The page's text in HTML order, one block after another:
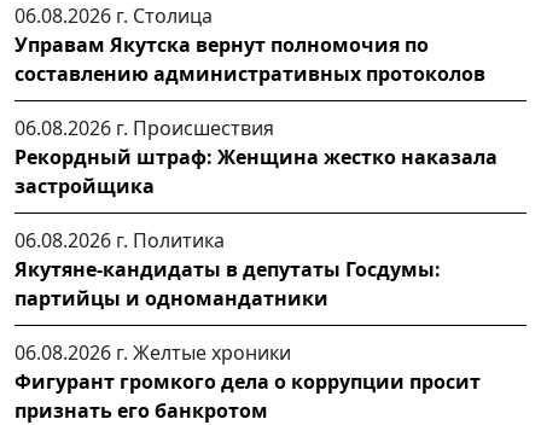
06.08.2026 г. Столица
Управам Якутска вернут полномочия по
составлению административных протоколов
06.08.2026 г. Происшествия
Рекордный штраф: Женщина жестко наказала
застройщика
06.08.2026 г. Политика
Якутяне-кандидаты в депутаты Госдумы:
партийцы и одномандатники
06.08.2026 г. Желтые хроники
Фигурант громкого дела о коррупции просит
признать его банкротом